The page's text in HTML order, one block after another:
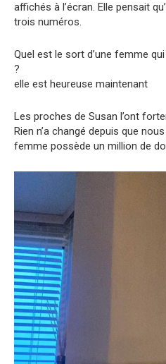
affichés à l’écran. Elle pensait
trois numéros.
Quel est le sort d’une femme
?
elle est heureuse maintenant
Les proches de Susan l’ont
Rien n’a changé depuis que
femme possède un million de